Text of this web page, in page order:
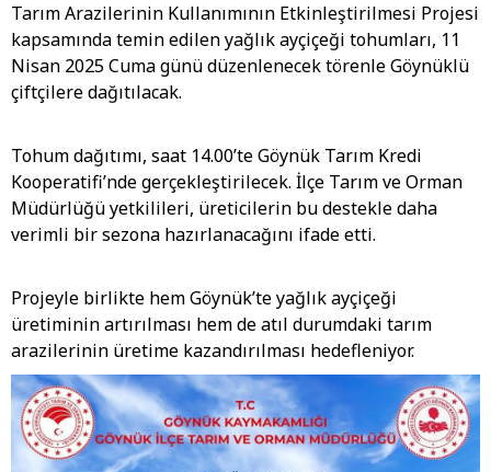
Tarım Arazilerinin Kullanımının Etkinleştirilmesi Projesi
kapsamında temin edilen yağlık ayçiçeği tohumları, 11
Nisan 2025 Cuma günü düzenlenecek törenle Göynüklü
çiftçilere dağıtılacak.
Tohum dağıtımı, saat 14.00’te Göynük Tarım Kredi
Kooperatifi’nde gerçekleştirilecek. İlçe Tarım ve Orman
Müdürlüğü yetkilileri, üreticilerin bu destekle daha
verimli bir sezona hazırlanacağını ifade etti.
Projeyle birlikte hem Göynük’te yağlık ayçiçeği
üretiminin artırılması hem de atıl durumdaki tarım
arazilerinin üretime kazandırılması hedefleniyor.